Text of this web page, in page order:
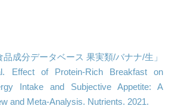
成分データベース 果実類/バナナ/生」
Effect of Protein-Rich Breakfast on
Intake and Subjective Appetite: A
and Meta-Analysis. Nutrients. 2021.